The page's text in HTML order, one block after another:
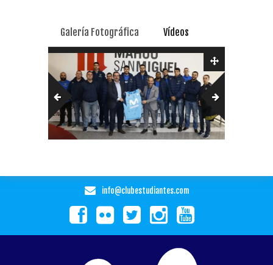
Galería Fotográfica Vídeos
info@clubestudiantes.com